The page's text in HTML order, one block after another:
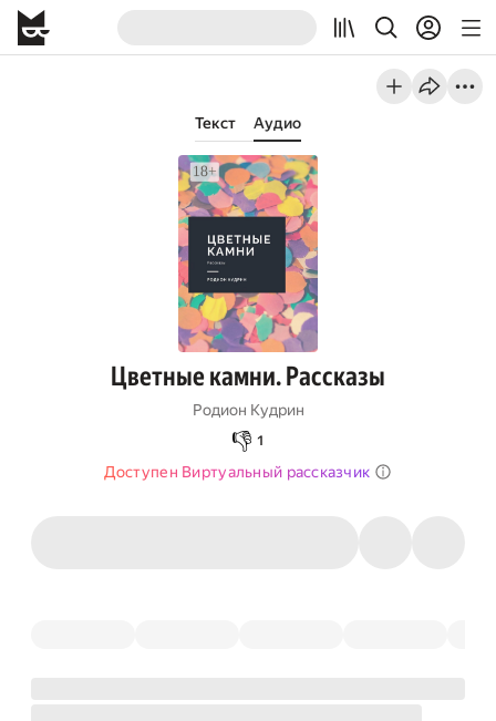
Текст Аудио
Цветные камни. Рассказы
Родион Кудрин
👎 1
Доступен Виртуальный рассказчик